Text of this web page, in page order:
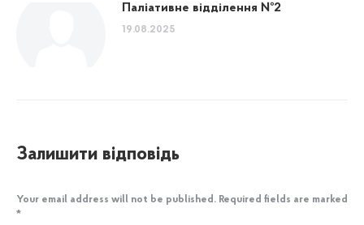
Паліативне відділення №2
19.08.2025
Залишити відповідь
Your email address will not be published. Required fields are marked
*